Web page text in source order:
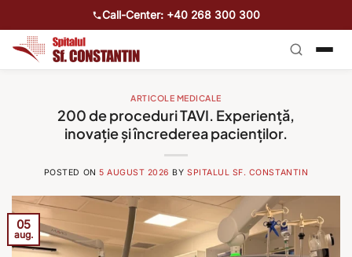
Call-Center: +40 268 300 300
ARTICOLE MEDICALE
200 de proceduri TAVI. Experiență,
inovație și încrederea pacienților.
POSTED ON5 AUGUST 2026 BYSPITALUL SF. CONSTANTIN
05
aug.